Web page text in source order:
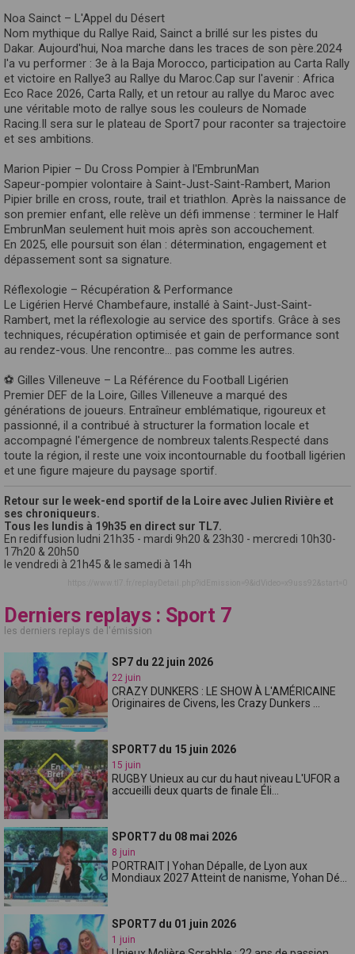
Noa Sainct – L'Appel du Désert
Nom mythique du Rallye Raid, Sainct a brillé sur les pistes du
Dakar. Aujourd'hui, Noa marche dans les traces de son père.2024
l'a vu performer : 3e à la Baja Morocco, participation au Carta Rally
et victoire en Rallye3 au Rallye du Maroc.Cap sur l'avenir : Africa
Eco Race 2026, Carta Rally, et un retour au rallye du Maroc avec
une véritable moto de rallye sous les couleurs de Nomade
Racing.Il sera sur le plateau de Sport7 pour raconter sa trajectoire
et ses ambitions.
Marion Pipier – Du Cross Pompier à l'EmbrunMan
Sapeur-pompier volontaire à Saint-Just-Saint-Rambert, Marion
Pipier brille en cross, route, trail et triathlon. Après la naissance de
son premier enfant, elle relève un défi immense : terminer le Half
EmbrunMan seulement huit mois après son accouchement.
En 2025, elle poursuit son élan : détermination, engagement et
dépassement sont sa signature.
Réflexologie – Récupération & Performance
Le Ligérien Hervé Chambefaure, installé à Saint-Just-Saint-
Rambert, met la réflexologie au service des sportifs. Grâce à ses
techniques, récupération optimisée et gain de performance sont
au rendez-vous. Une rencontre… pas comme les autres.
⚽ Gilles Villeneuve – La Référence du Football Ligérien
Premier DEF de la Loire, Gilles Villeneuve a marqué des
générations de joueurs. Entraîneur emblématique, rigoureux et
passionné, il a contribué à structurer la formation locale et
accompagné l'émergence de nombreux talents.Respecté dans
toute la région, il reste une voix incontournable du football ligérien
et une figure majeure du paysage sportif.
Retour sur le week-end sportif de la Loire avec Julien Rivière et
ses chroniqueurs.
Tous les lundis à 19h35 en direct sur TL7.
En rediffusion ludni 21h35 - mardi 9h20 & 23h30 - mercredi 10h30-
17h20 & 20h50
le vendredi à 21h45 & le samedi à 14h
Derniers replays : Sport 7
les derniers replays de l'émission
SP7 du 22 juin 2026
22 juin
CRAZY DUNKERS : LE SHOW À L'AMÉRICAINE
Originaires de Civens, les Crazy Dunkers ...
SPORT7 du 15 juin 2026
15 juin
RUGBY Unieux au cur du haut niveau L'UFOR a
accueilli deux quarts de finale Éli...
SPORT7 du 08 mai 2026
8 juin
PORTRAIT | Yohan Dépalle, de Lyon aux
Mondiaux 2027 Atteint de nanisme, Yohan Dé...
SPORT7 du 01 juin 2026
1 juin